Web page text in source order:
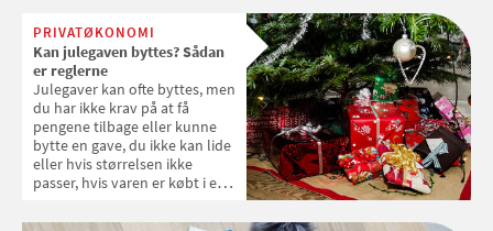
nok.
PRIVATØKONOMI
Kan julegaven byttes? Sådan
er reglerne
Julegaver kan ofte byttes, men
du har ikke krav på at få
pengene tilbage eller kunne
bytte en gave, du ikke kan lide
eller hvis størrelsen ikke
passer, hvis varen er købt i en
internettet, er du dog bedre